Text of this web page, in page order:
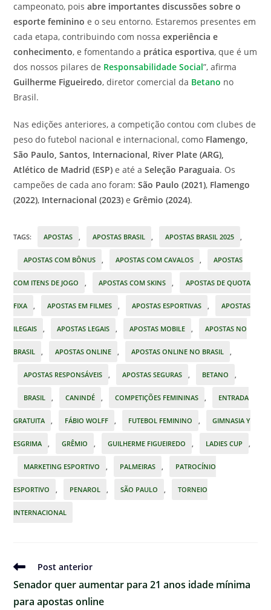
campeonato, poisabre importantes discussões sobre o
esporte feminino e o seu entorno. Estaremos presentes em
cada etapa, contribuindo com nossaexperiência e
conhecimento, e fomentando a prática esportiva, que é um
dos nossos pilares de Responsabilidade Social”, afirma
Guilherme Figueiredo, diretor comercial da Betano no
Brasil.
Nas edições anteriores, a competição contou com clubes de
peso do futebol nacional e internacional, como Flamengo,
São Paulo, Santos, Internacional, River Plate (ARG),
Atlético de Madrid (ESP) e até aSeleção Paraguaia. Os
campeões de cada ano foram:São Paulo (2021), Flamengo
(2022), Internacional (2023) eGrêmio (2024).
TAGS: APOSTAS , APOSTAS BRASIL , APOSTAS BRASIL 2025 ,
APOSTAS COM BÔNUS , APOSTAS COM CAVALOS , APOSTAS
COM ITENS DE JOGO , APOSTAS COM SKINS , APOSTAS DE QUOTA
FIXA , APOSTAS EM FILMES , APOSTAS ESPORTIVAS , APOSTAS
ILEGAIS , APOSTAS LEGAIS , APOSTAS MOBILE , APOSTAS NO
BRASIL , APOSTAS ONLINE , APOSTAS ONLINE NO BRASIL ,
APOSTAS RESPONSÁVEIS , APOSTAS SEGURAS , BETANO ,
BRASIL , CANINDÉ , COMPETIÇÕES FEMININAS , ENTRADA
GRATUITA , FÁBIO WOLFF , FUTEBOL FEMININO , GIMNASIA Y
ESGRIMA , GRÊMIO , GUILHERME FIGUEIREDO , LADIES CUP ,
MARKETING ESPORTIVO , PALMEIRAS , PATROCÍNIO
ESPORTIVO , PENAROL , SÃO PAULO , TORNEIO
INTERNACIONAL
Ler
artigos
Post anterior
Senador quer aumentar para 21 anos idade mínima
para apostas online